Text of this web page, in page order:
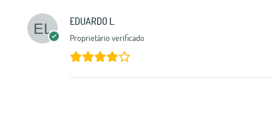
EDUARDO L.
Proprietário verificado